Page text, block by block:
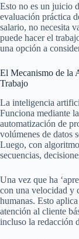
Esto no es un juicio
evaluación práctica
salario, no necesita
puede hacer el
una opción a
El Mecanismo de la
Trabajo
La inteligencia
Funciona mediante
automatización de
volúmenes de datos
Luego, con
secuencias,
Una vez que ha
con una velocidad y
humanas. Esto
atención al cliente
incluso la redacción